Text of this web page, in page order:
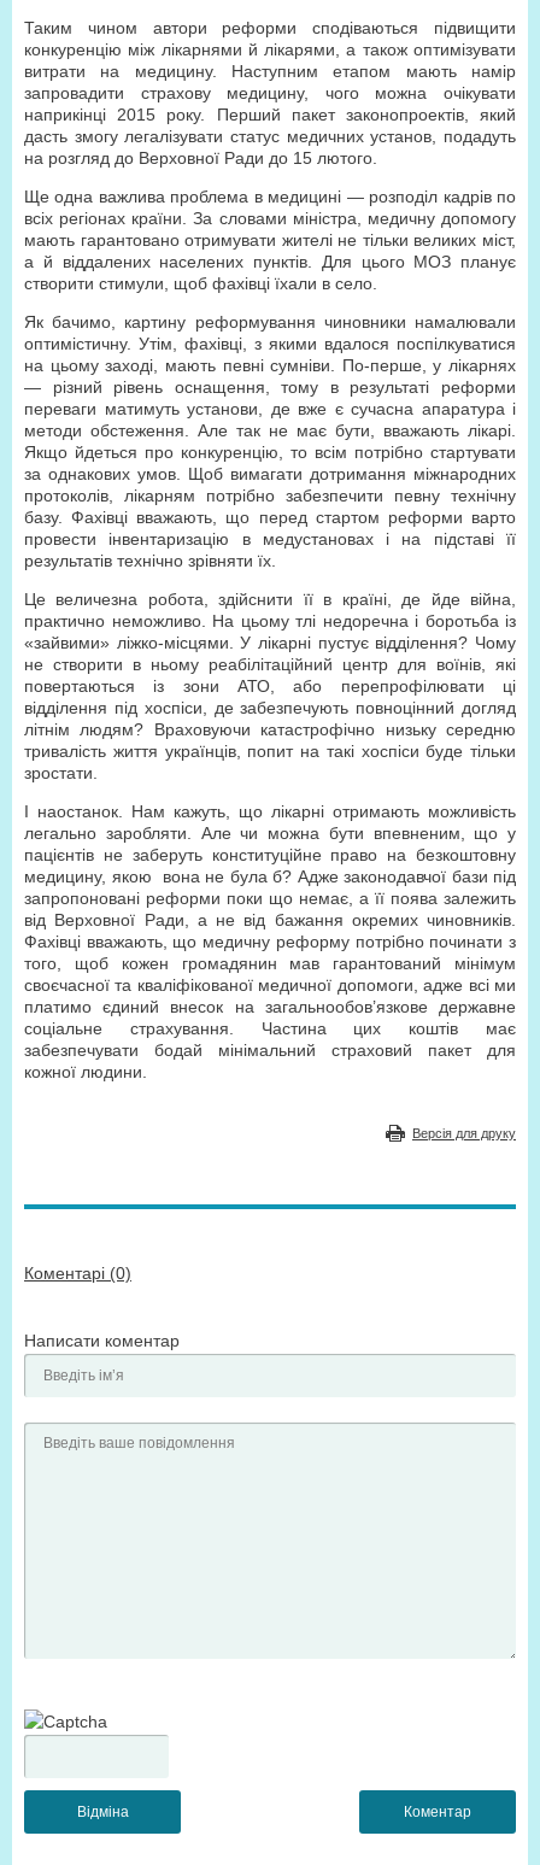
Таким чином автори реформи сподіваються підвищити
конкуренцію між лікарнями й лікарями, а також оптимізувати
витрати на медицину. Наступним етапом мають намір
запровадити страхову медицину, чого можна очікувати
наприкінці 2015 року. Перший пакет законопроектів, який
дасть змогу легалізувати статус медичних установ, подадуть
на розгляд до Верховної Ради до 15 лютого.
Ще одна важлива проблема в медицині — розподіл кадрів по
всіх регіонах країни. За словами міністра, медичну допомогу
мають гарантовано отримувати жителі не тільки великих міст,
а й віддалених населених пунктів. Для цього МОЗ планує
створити стимули, щоб фахівці їхали в село.
Як бачимо, картину реформування чиновники намалювали
оптимістичну. Утім, фахівці, з якими вдалося поспілкуватися
на цьому заході, мають певні сумніви. По-перше, у лікарнях
— різний рівень оснащення, тому в результаті реформи
переваги матимуть установи, де вже є сучасна апаратура і
методи обстеження. Але так не має бути, вважають лікарі.
Якщо йдеться про конкуренцію, то всім потрібно стартувати
за однакових умов. Щоб вимагати дотримання міжнародних
протоколів, лікарням потрібно забезпечити певну технічну
базу. Фахівці вважають, що перед стартом реформи варто
провести інвентаризацію в медустановах і на підставі її
результатів технічно зрівняти їх.
Це величезна робота, здійснити її в країні, де йде війна,
практично неможливо. На цьому тлі недоречна і боротьба із
«зайвими» ліжко-місцями. У лікарні пустує відділення? Чому
не створити в ньому реабілітаційний центр для воїнів, які
повертаються із зони АТО, або перепрофілювати ці
відділення під хоспіси, де забезпечують повноцінний догляд
літнім людям? Враховуючи катастрофічно низьку середню
тривалість життя українців, попит на такі хоспіси буде тільки
зростати.
І наостанок. Нам кажуть, що лікарні отримають можливість
легально заробляти. Але чи можна бути впевненим, що у
пацієнтів не заберуть конституційне право на безкоштовну
медицину, якою вона не була б? Адже законодавчої бази під
запропоновані реформи поки що немає, а її поява залежить
від Верховної Ради, а не від бажання окремих чиновників.
Фахівці вважають, що медичну реформу потрібно починати з
того, щоб кожен громадянин мав гарантований мінімум
своєчасної та кваліфікованої медичної допомоги, адже всі ми
платимо єдиний внесок на загальнообов’язкове державне
соціальне страхування. Частина цих коштів має
забезпечувати бодай мінімальний страховий пакет для
кожної людини.
Версія для друку
Коментарі (0)
Написати коментар